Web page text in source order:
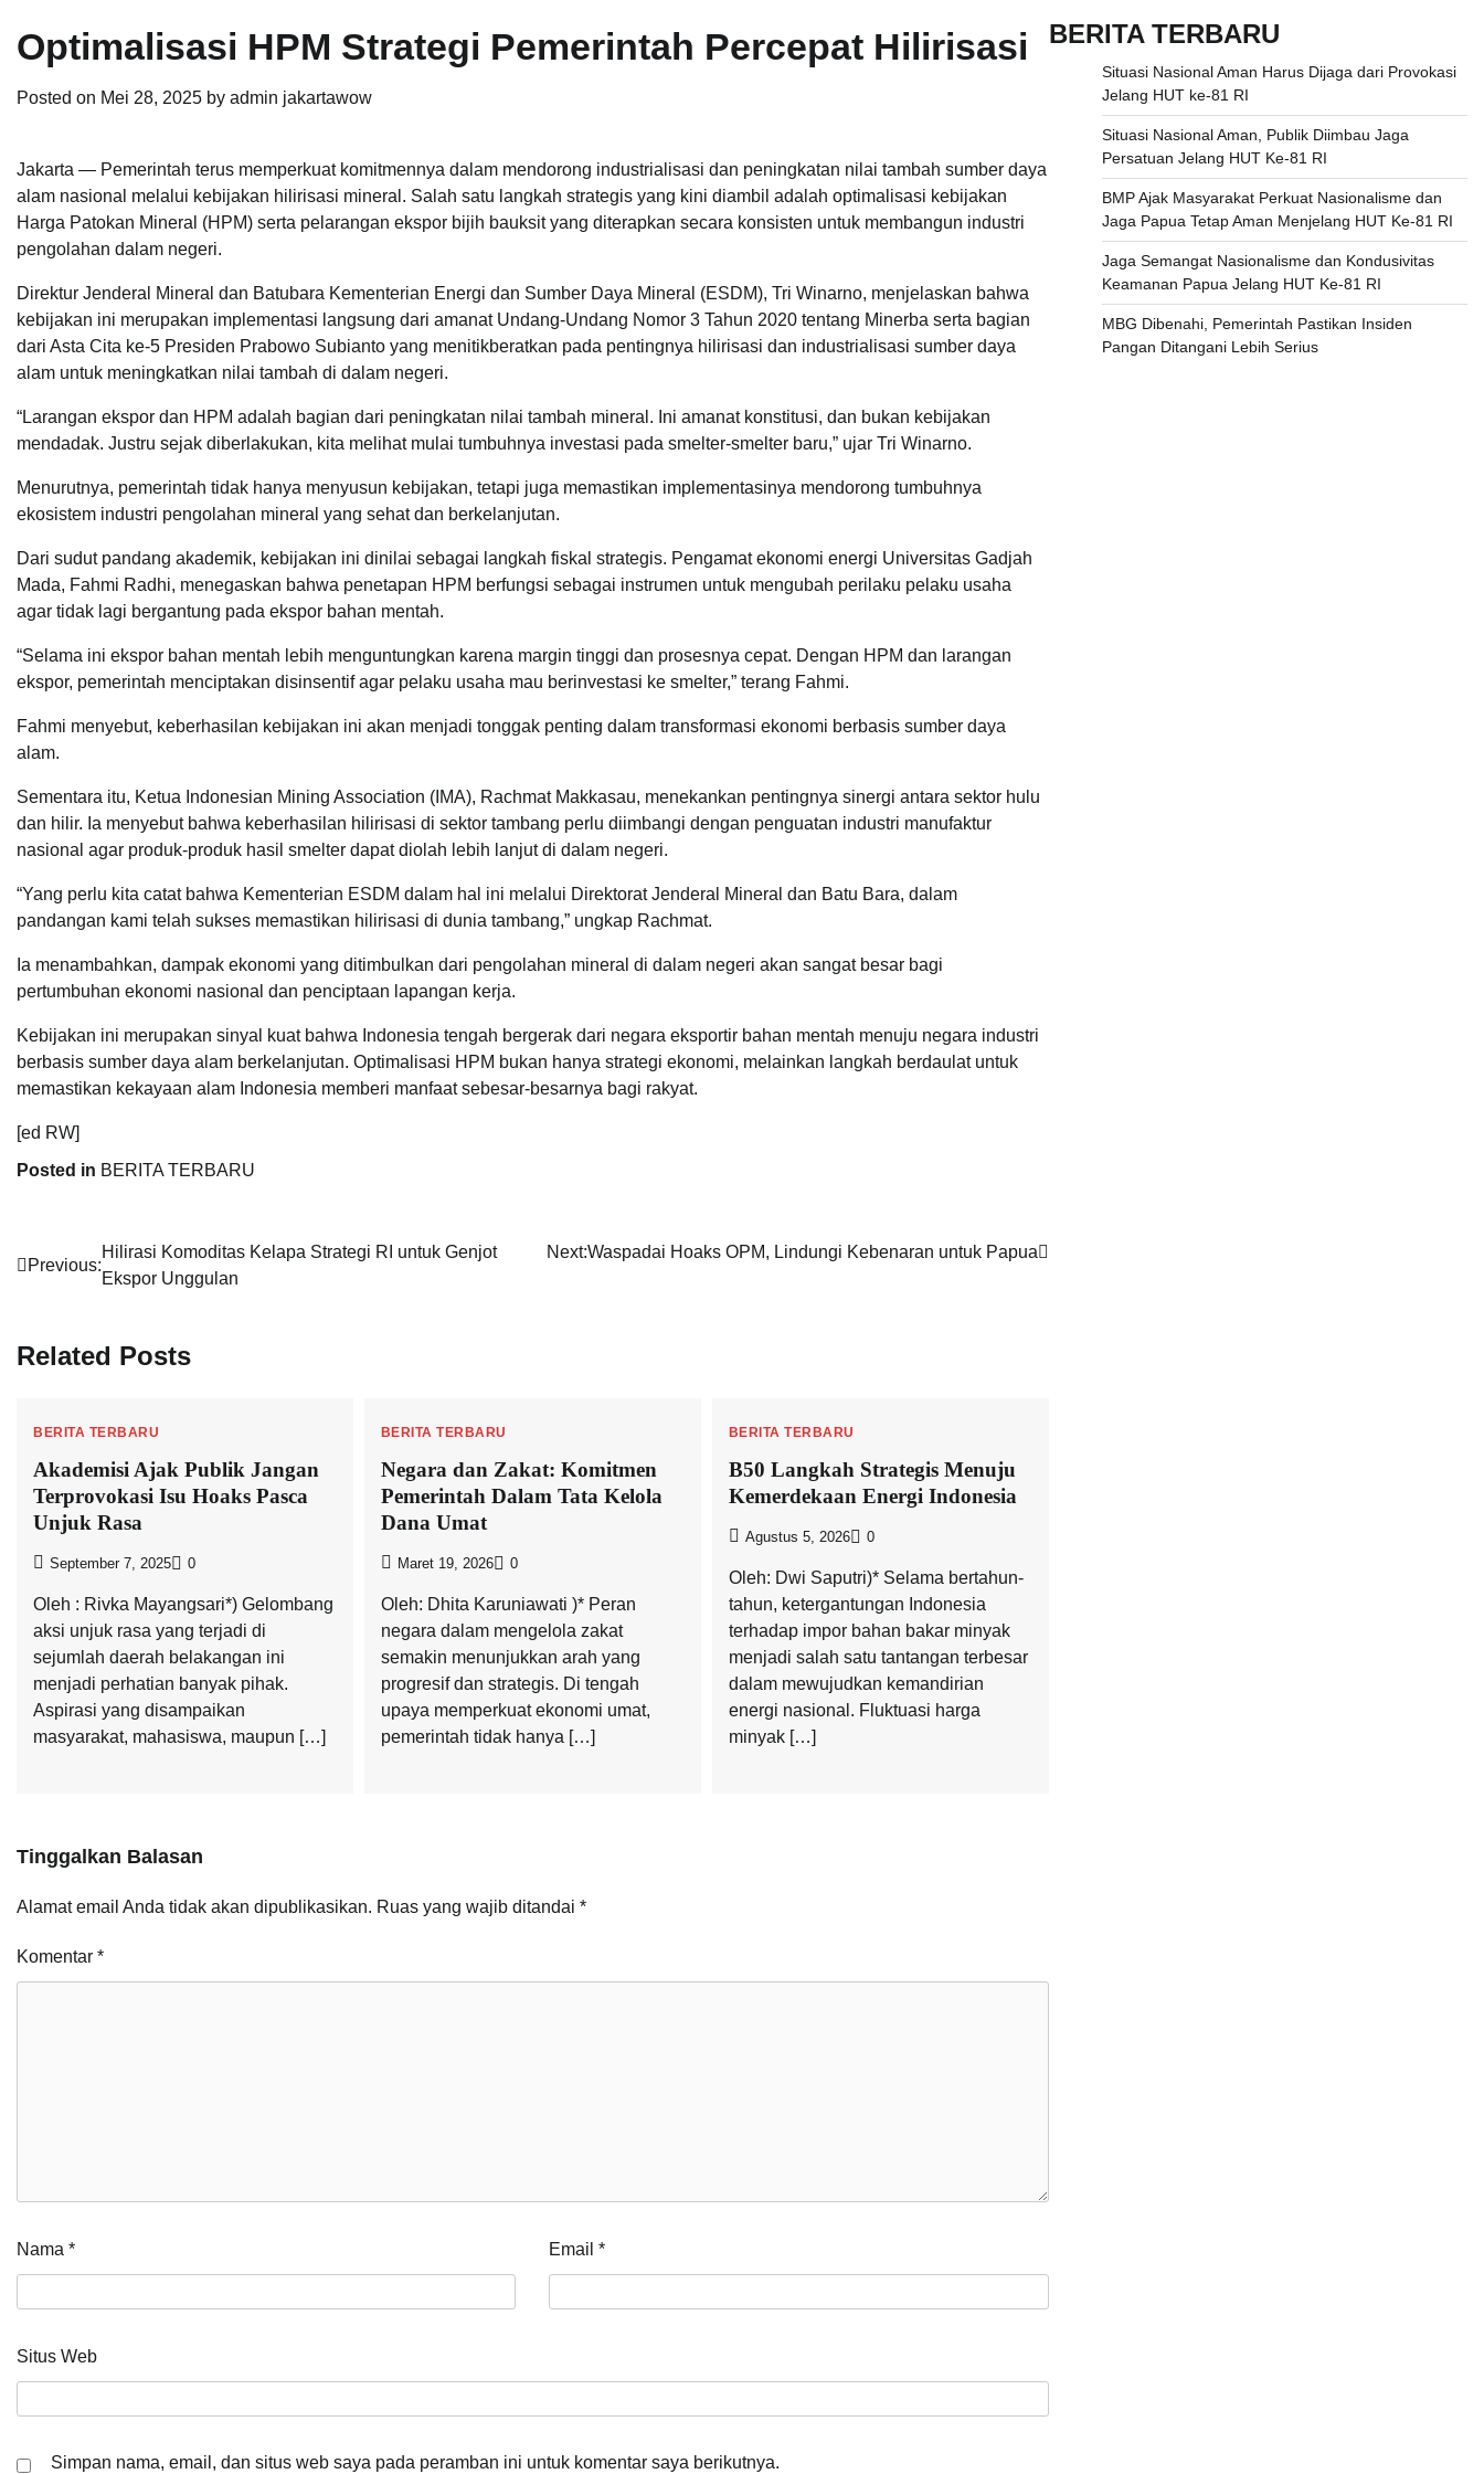
Optimalisasi HPM Strategi Pemerintah Percepat Hilirisasi
Posted on Mei 28, 2025 by admin jakartawow
Jakarta — Pemerintah terus memperkuat komitmennya dalam mendorong industrialisasi dan peningkatan nilai tambah sumber daya
alam nasional melalui kebijakan hilirisasi mineral. Salah satu langkah strategis yang kini diambil adalah optimalisasi kebijakan
Harga Patokan Mineral (HPM) serta pelarangan ekspor bijih bauksit yang diterapkan secara konsisten untuk membangun industri
pengolahan dalam negeri.
Direktur Jenderal Mineral dan Batubara Kementerian Energi dan Sumber Daya Mineral (ESDM), Tri Winarno, menjelaskan bahwa
kebijakan ini merupakan implementasi langsung dari amanat Undang-Undang Nomor 3 Tahun 2020 tentang Minerba serta bagian
dari Asta Cita ke-5 Presiden Prabowo Subianto yang menitikberatkan pada pentingnya hilirisasi dan industrialisasi sumber daya
alam untuk meningkatkan nilai tambah di dalam negeri.
“Larangan ekspor dan HPM adalah bagian dari peningkatan nilai tambah mineral. Ini amanat konstitusi, dan bukan kebijakan
mendadak. Justru sejak diberlakukan, kita melihat mulai tumbuhnya investasi pada smelter-smelter baru,” ujar Tri Winarno.
Menurutnya, pemerintah tidak hanya menyusun kebijakan, tetapi juga memastikan implementasinya mendorong tumbuhnya
ekosistem industri pengolahan mineral yang sehat dan berkelanjutan.
Dari sudut pandang akademik, kebijakan ini dinilai sebagai langkah fiskal strategis. Pengamat ekonomi energi Universitas Gadjah
Mada, Fahmi Radhi, menegaskan bahwa penetapan HPM berfungsi sebagai instrumen untuk mengubah perilaku pelaku usaha
agar tidak lagi bergantung pada ekspor bahan mentah.
“Selama ini ekspor bahan mentah lebih menguntungkan karena margin tinggi dan prosesnya cepat. Dengan HPM dan larangan
ekspor, pemerintah menciptakan disinsentif agar pelaku usaha mau berinvestasi ke smelter,” terang Fahmi.
Fahmi menyebut, keberhasilan kebijakan ini akan menjadi tonggak penting dalam transformasi ekonomi berbasis sumber daya
alam.
Sementara itu, Ketua Indonesian Mining Association (IMA), Rachmat Makkasau, menekankan pentingnya sinergi antara sektor hulu
dan hilir. Ia menyebut bahwa keberhasilan hilirisasi di sektor tambang perlu diimbangi dengan penguatan industri manufaktur
nasional agar produk-produk hasil smelter dapat diolah lebih lanjut di dalam negeri.
“Yang perlu kita catat bahwa Kementerian ESDM dalam hal ini melalui Direktorat Jenderal Mineral dan Batu Bara, dalam
pandangan kami telah sukses memastikan hilirisasi di dunia tambang,” ungkap Rachmat.
Ia menambahkan, dampak ekonomi yang ditimbulkan dari pengolahan mineral di dalam negeri akan sangat besar bagi
pertumbuhan ekonomi nasional dan penciptaan lapangan kerja.
Kebijakan ini merupakan sinyal kuat bahwa Indonesia tengah bergerak dari negara eksportir bahan mentah menuju negara industri
berbasis sumber daya alam berkelanjutan. Optimalisasi HPM bukan hanya strategi ekonomi, melainkan langkah berdaulat untuk
memastikan kekayaan alam Indonesia memberi manfaat sebesar-besarnya bagi rakyat.
[ed RW]
Posted in BERITA TERBARU
Navigasi
Previous:
Hilirasi Komoditas Kelapa Strategi RI untuk Genjot
Ekspor Unggulan
Next:Waspadai Hoaks OPM, Lindungi Kebenaran untuk Papua
Related Posts
BERITA TERBARU
Akademisi Ajak Publik Jangan
Terprovokasi Isu Hoaks Pasca
Unjuk Rasa
September 7, 2025 0
Oleh : Rivka Mayangsari*) Gelombang
aksi unjuk rasa yang terjadi di
sejumlah daerah belakangan ini
menjadi perhatian banyak pihak.
Aspirasi yang disampaikan
masyarakat, mahasiswa, maupun […]
BERITA TERBARU
Negara dan Zakat: Komitmen
Pemerintah Dalam Tata Kelola
Dana Umat
Maret 19, 2026 0
Oleh: Dhita Karuniawati )* Peran
negara dalam mengelola zakat
semakin menunjukkan arah yang
progresif dan strategis. Di tengah
upaya memperkuat ekonomi umat,
pemerintah tidak hanya […]
BERITA TERBARU
B50 Langkah Strategis Menuju
Kemerdekaan Energi Indonesia
Agustus 5, 2026 0
Oleh: Dwi Saputri)* Selama bertahun-
tahun, ketergantungan Indonesia
terhadap impor bahan bakar minyak
menjadi salah satu tantangan terbesar
dalam mewujudkan kemandirian
energi nasional. Fluktuasi harga
minyak […]
Tinggalkan Balasan
Alamat email Anda tidak akan dipublikasikan. Ruas yang wajib ditandai *
Komentar *
Nama * Email*
Situs Web
Simpan nama, email, dan situs web saya pada peramban ini untuk komentar saya berikutnya.
BERITA TERBARU
Situasi Nasional Aman Harus Dijaga dari Provokasi
Jelang HUT ke-81 RI
Situasi Nasional Aman, Publik Diimbau Jaga
Persatuan Jelang HUT Ke-81 RI
BMP Ajak Masyarakat Perkuat Nasionalisme dan
Jaga Papua Tetap Aman Menjelang HUT Ke-81 RI
Jaga Semangat Nasionalisme dan Kondusivitas
Keamanan Papua Jelang HUT Ke-81 RI
MBG Dibenahi, Pemerintah Pastikan Insiden
Pangan Ditangani Lebih Serius